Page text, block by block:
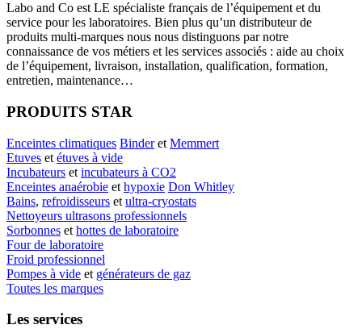
Labo and Co est LE spécialiste français de l’équipement et du
service pour les laboratoires. Bien plus qu’un distributeur de
produits multi-marques nous nous distinguons par notre
connaissance de vos métiers et les services associés : aide au choix
de l’équipement, livraison, installation, qualification, formation,
entretien, maintenance…
PRODUITS STAR
Enceintes climatiques Binderet Memmert
Etuves et étuves à vide
Incubateurs et incubateurs à CO2
Enceintes anaérobie et hypoxie Don Whitley
Bains, refroidisseurs et ultra-cryostats
Nettoyeurs ultrasons professionnels
Sorbonnes et hottes de laboratoire
Four de laboratoire
Froid professionnel
Pompes à vide et générateurs de gaz
Toutes les marques
Les services